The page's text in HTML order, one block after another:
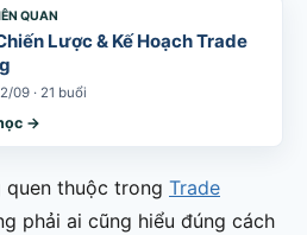
QUAN
Lược & Kế Hoạch Trade
09 · 21 buổi
→
quen thuộc trong Trade
phải ai cũng hiểu đúng cách